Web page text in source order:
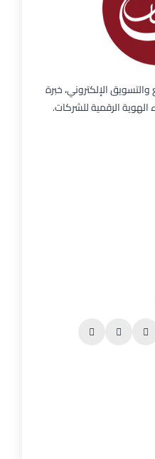
الإلكتروني، خبرة